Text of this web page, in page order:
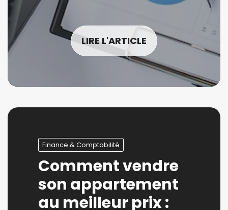
LIRE L'ARTICLE
Finance & Comptabilité
Comment vendre
son appartement
au meilleur prix :